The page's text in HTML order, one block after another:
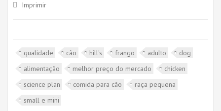
Imprimir
qualidade cão hill's frango adulto
dog
alimentação
melhor preço do mercado
chicken
science plan
comida para cão
raça pequena
small e mini